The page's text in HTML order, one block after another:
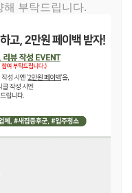
해 부탁드립니다.